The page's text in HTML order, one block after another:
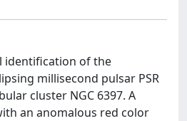
identification of the
millisecond pulsar PSR
cluster NGC 6397. A
an anomalous red color